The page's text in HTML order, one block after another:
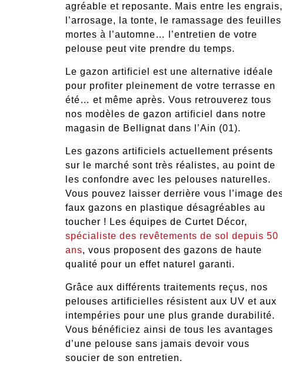
agréable et reposante. Mais entre les engrais,
l’arrosage, la tonte, le ramassage des feuilles
mortes à l’automne…
l’entretien de votre
pelouse peut vite prendre du temps.
Le gazon artificiel est une alternative idéale
pour profiter pleinement de votre terrasse en
été… et même après. Vous retrouverez tous
nos modèles de gazon artificiel dans notre
magasin de Bellignat dans l’Ain (01).
Les gazons artificiels actuellement présents
sur le marché sont très réalistes, au point de
les confondre avec les pelouses naturelles.
Vous pouvez laisser derrière vous l’image
faux gazons en plastique désagréables au
toucher ! Les équipes de Curtet Décor,
spécialiste des revêtements de sol depuis 50
ans, vous proposent des gazons de haute
qualité pour un effet naturel garanti.
Grâce aux différents traitements reçus, nos
pelouses artificielles résistent aux UV et aux
intempéries pour une plus grande durabilité.
Vous bénéficiez ainsi de tous les avantages
d’une pelouse sans jamais devoir vous
soucier de son entretien.